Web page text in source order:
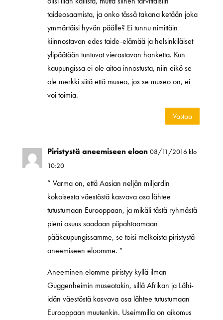
taideosaamista, ja onko tässä takana ketään joka
ymmärtäisi hyvän päälle? Ei tunnu nimittäin
kiinnostavan edes taide-elämää ja helsinkiläiset
ylipäätään tuntuvat vierastavan hanketta. Kun
kaupungissa ei ole aitoa innostusta, niin eikö se
ole merkki siitä että museo, jos se museo on, ei
voi toimia.
Vastaa
Piristystä aneemiseen eloon 08/11/2016 klo
10:20
” Varma on, että Aasian neljän miljardin
kokoisesta väestöstä kasvava osa lähtee
tutustumaan Eurooppaan, ja mikäli tästä ryhmästä
pieni osuus saadaan piipahtaamaan
pääkaupungissamme, se toisi melkoista piristystä
aneemiseen eloomme. ”
Aneeminen elomme piristyy kyllä ilman
Guggenheimin museotakin, sillä Afrikan ja Lähi-
idän väestöstä kasvava osa lähtee tutustumaan
Eurooppaan muutenkin. Useimmilla on aikomus